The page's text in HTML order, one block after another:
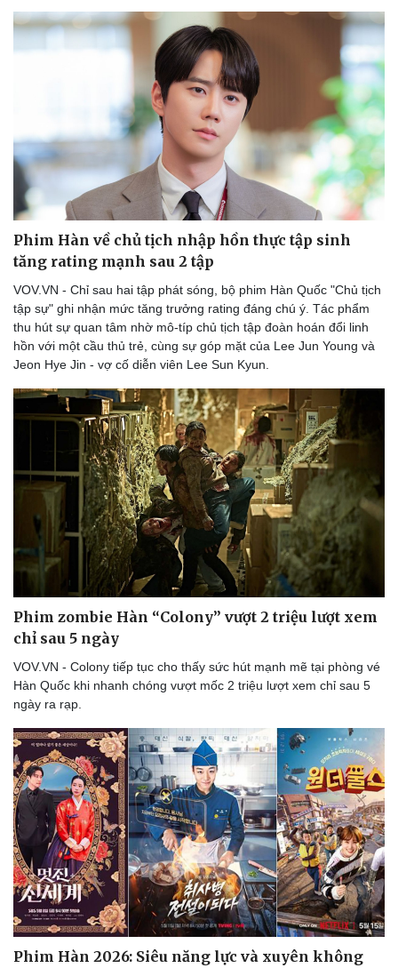
Du lịch
Tư vấn
Săn Tour
check-in
Câu chuyện thời sự
Đọc truyện đêm khuya
Cửa sổ tình yêu
Kể chuyện cho bé
Hạt giống tâm hồn
Phim Hàn về chủ tịch nhập hồn thực tập sinh
tăng rating mạnh sau 2 tập
VOV.VN - Chỉ sau hai tập phát sóng, bộ phim Hàn Quốc "Chủ tịch
tập sự" ghi nhận mức tăng trưởng rating đáng chú ý. Tác phẩm
thu hút sự quan tâm nhờ mô-típ chủ tịch tập đoàn hoán đổi linh
hồn với một cầu thủ trẻ, cùng sự góp mặt của Lee Jun Young và
Jeon Hye Jin - vợ cố diễn viên Lee Sun Kyun.
Phim zombie Hàn “Colony” vượt 2 triệu lượt xem
chỉ sau 5 ngày
VOV.VN - Colony tiếp tục cho thấy sức hút mạnh mẽ tại phòng vé
Hàn Quốc khi nhanh chóng vượt mốc 2 triệu lượt xem chỉ sau 5
ngày ra rạp.
Phim Hàn 2026: Siêu năng lực và xuyên không